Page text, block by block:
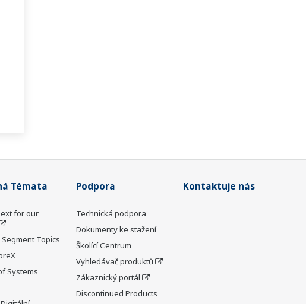
Témata
for our
Topics
Systems
Podpora
Technická podpora
Dokumenty ke stažení
Školící Centrum
Vyhledávač produktů
Zákaznický portál
Discontinued Products
Kontaktuje nás